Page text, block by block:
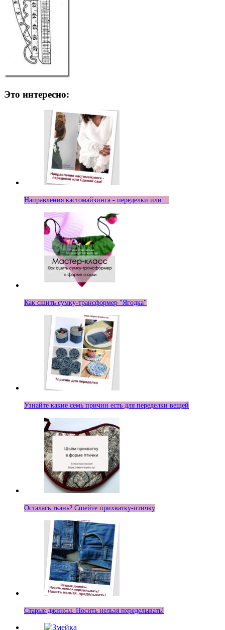
Это интересно:
Направления кастомайзинга - переделки или…
Как сшить сумку-трансформер "Ягодка"
Узнайте какие семь причин есть для переделки вещей
Осталась ткань? Сшейте прихватку-птичку
Старые джинсы. Носить нельзя переделывать!